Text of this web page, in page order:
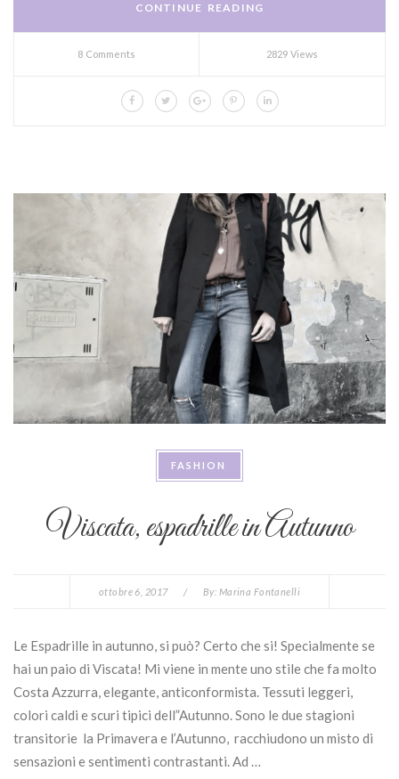
CONTINUE READING
8 Comments 2829 Views
FASHION
Viscata, espadrille in Autunno
ottobre 6, 2017 / By: Marina Fontanelli
Le Espadrille in autunno, si può? Certo che si! Specialmente se
hai un paio di Viscata! Mi viene in mente uno stile che fa molto
Costa Azzurra, elegante, anticonformista. Tessuti leggeri,
colori caldi e scuri tipici dell”Autunno. Sono le due stagioni
transitorie la Primavera e l’Autunno, racchiudono un misto di
sensazioni e sentimenti contrastanti. Ad …